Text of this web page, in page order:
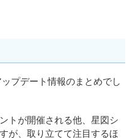
プデート情報のまとめでし
トが開催される他、星図シ
が、取り立てて注目するほ